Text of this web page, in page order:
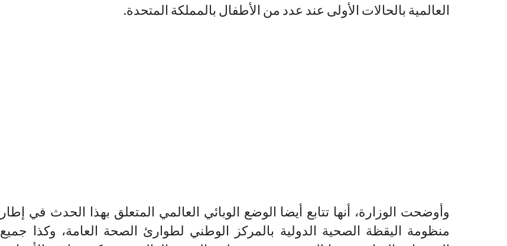
العالمية بالحالات الأولى عند عدد من الأطفال بالمملكة المتحدة.
وأوضحت الوزارة، أنها تتابع أيضا الوضع الوبائي العالمي المتعلق بهذا الحدث في إطار
منظومة اليقظة الصحية الدولية بالمركز الوطني لطوارئ الصحة العامة، وكذا جميع